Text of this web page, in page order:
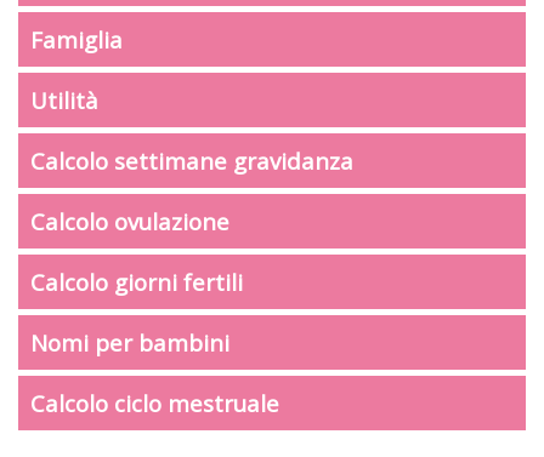
Famiglia
Utilità
Calcolo settimane gravidanza
Calcolo ovulazione
Calcolo giorni fertili
Nomi per bambini
Calcolo ciclo mestruale